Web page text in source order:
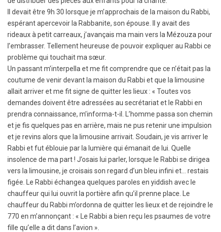
Il devait être 9h 30 lorsque je m’approchais de la maison du Rabbi,
espérant apercevoir la Rabbanite, son épouse. Il y avait des
rideaux à petit carreaux, j’avançais ma main vers la Mézouza pour
l’embrasser. Tellement heureuse de pouvoir expliquer au Rabbi ce
problème qui touchait ma sœur.
Un passant m’interpella et me fit comprendre que ce n’était pas la
coutume de venir devant la maison du Rabbi et que la limousine
allait arriver et me fit signe de quitter les lieux : « Toutes vos
demandes doivent être adressées au secrétariat et le Rabbi en
prendra connaissance, m’informa-t-il. L’homme passa son chemin
et je fis quelques pas en arrière, mais ne pus retenir une impulsion
et je revins alors que la limousine arrivait. Soudain, je vis arriver le
Rabbi et fut éblouie par la lumière qui émanait de lui. Quelle
insolence de ma part ! J’osais lui parler, lorsque le Rabbi se dirigea
vers la limousine, je croisais son regard d’un bleu infini et… restais
figée. Le Rabbi échangea quelques paroles en yiddish avec le
chauffeur qui lui ouvrit la portière afin qu’il prenne place. Le
chauffeur du Rabbi m’ordonna de quitter les lieux et de rejoindre le
770 en m’annonçant : « Le Rabbi a bien reçu les psaumes de votre
fille qu’elle a dit dans l’avion ».